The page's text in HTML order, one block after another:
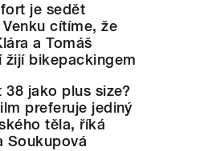
je sedět
cítíme, že
a Tomáš
žijí bikepackingem
38 jako plus size?
preferuje jediný
těla, říká
Soukupová